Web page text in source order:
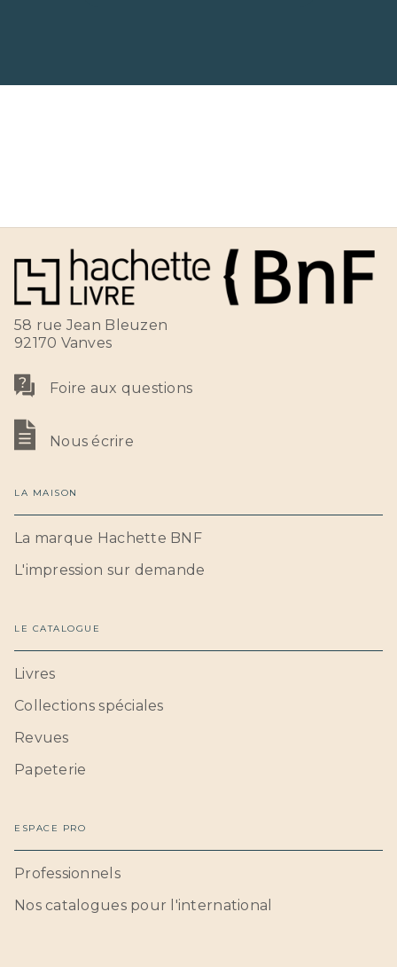
58 rue Jean Bleuzen
92170 Vanves
Foire aux questions
Nous écrire
LA MAISON
La marque Hachette BNF
L'impression sur demande
LE CATALOGUE
Livres
Collections spéciales
Revues
Papeterie
ESPACE PRO
Professionnels
Nos catalogues pour l'international